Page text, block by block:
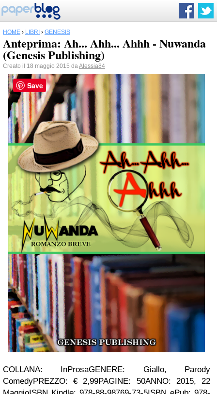
HOME › LIBRI › GENESIS
Anteprima: Ah... Ahh... Ahhh - Nuwanda
(Genesis Publishing)
Creato il 18 maggio 2015 daAlessia84
COLLANA: InProsaGENERE: Giallo, Parody
ComedyPREZZO: € 2,99PAGINE: 50ANNO: 2015, 22
Save